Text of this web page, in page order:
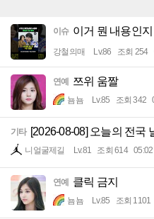
이슈 이거 뭔 내용인
강철의매 Lv.86 조회 254
연예 쯔위 움짤
뇸뇸 Lv.85 조회 342
기타 [2026-08-08] 오늘의 전국
니얼굴제길 Lv.81 조회 614 05:02
연예 클릭 금지
뇸뇸 Lv.85 조회 1101